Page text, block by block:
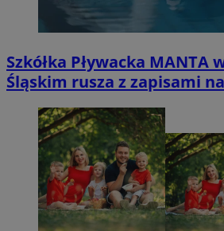
Szkółka Pływacka MANTA
Śląskim rusza z zapisami